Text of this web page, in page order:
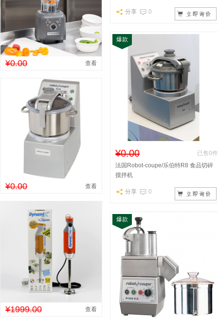
¥0.00 查看
¥0.00 查看
¥1999.00 查看
分享 0
爆款
¥0.00
已售0件
法国Robot-coupe/乐伯特R8 食品切碎
搅拌机
分享 0
爆款